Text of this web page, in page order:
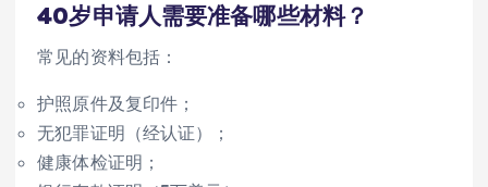
40岁申请人需要准备哪些材料？
常见的资料包括：
护照原件及复印件；
无犯罪证明（经认证）；
健康体检证明；